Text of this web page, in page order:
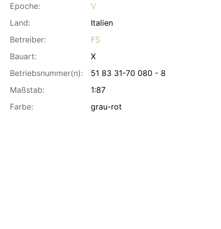
Epoche:
V
Land:
Italien
Betreiber:
FS
Bauart:
X
Betriebsnummer(n):
51 83 31-70 080 - 8
Maßstab:
1:87
Farbe:
grau-rot